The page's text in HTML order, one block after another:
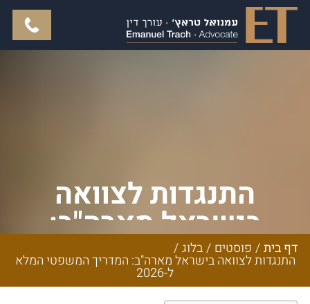
התנגדות לצוואה
בישראל מארה"ב:
המדריך המשפטי
המלא ל-2026
דף בית/ פוסטים /בלוג/
התנגדות לצוואה בישראל מארה"ב: המדריך המשפטי המלא
ל-2026